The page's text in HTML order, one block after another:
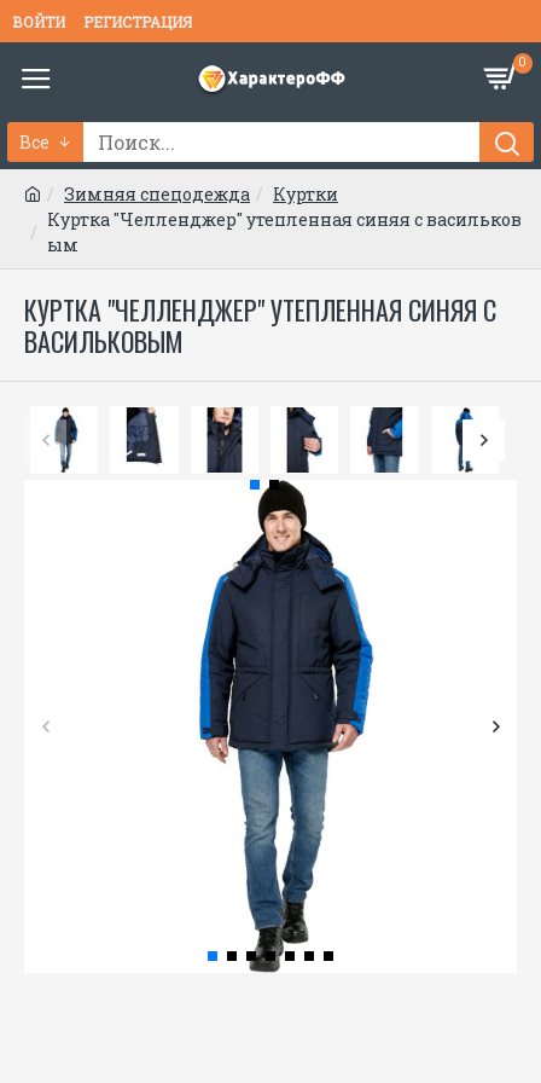
ВОЙТИ РЕГИСТРАЦИЯ
0
Все
Зимняя спецодежда
Куртки
Куртка "Челленджер" утепленная синяя с васильков
ым
КУРТКА "ЧЕЛЛЕНДЖЕР" УТЕПЛЕННАЯ СИНЯЯ С
ВАСИЛЬКОВЫМ